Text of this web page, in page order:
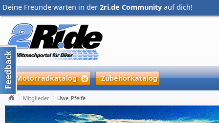
Deine Freunde warten in der 2ri.de Community auf dich!
Motorradkatalog Zubehörkatalog
Mitglieder Uwe_Pfeife